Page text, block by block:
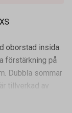
oborstad insida.
förstärkning på
Dubbla sömmar
tillverkad av